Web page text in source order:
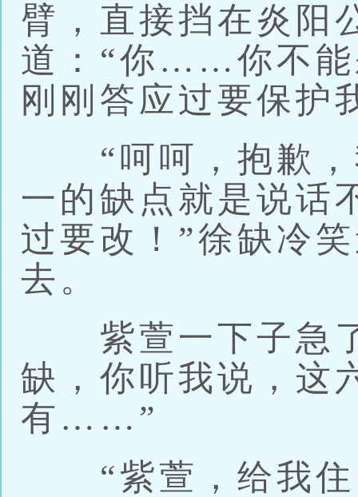
臂，直接挡在炎阳
道：“你……你不能
刚刚答应过要保护
“呵呵，抱歉，
一的缺点就是说话
过要改！”徐缺冷
去。
紫萱一下子急了
缺，你听我说，这
有……”
“紫萱，给我住